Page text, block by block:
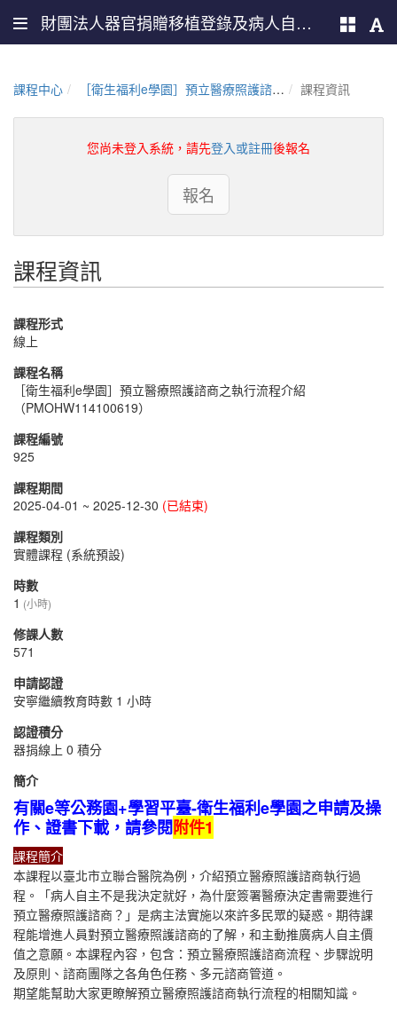
財團法人器官捐贈移植登錄及病人自主推廣中心
課程中心 ［衛生福利e學園］預立醫療照護諮商之執行流程介紹（PMOHW114100619） 課程資訊
您尚未登入系統，請先登入或註冊後報名
報名
課程資訊
課程形式
線上
課程名稱
［衛生福利e學園］預立醫療照護諮商之執行流程介紹
（PMOHW114100619）
課程編號
925
課程期間
2025-04-01 ~ 2025-12-30 (已結束)
課程類別
實體課程 (系統預設)
時數
1 (小時)
修課人數
571
申請認證
安寧繼續教育時數 1 小時
認證積分
器捐線上 0 積分
簡介
有關e等公務園+學習平臺-衛生福利e學園之申請及操
作、證書下載，請參閱附件1
課程簡介
本課程以臺北市立聯合醫院為例，介紹預立醫療照護諮商執行過
程。「病人自主不是我決定就好，為什麼簽署醫療決定書需要進行
預立醫療照護諮商？」是病主法實施以來許多民眾的疑惑。期待課
程能增進人員對預立醫療照護諮商的了解，和主動推廣病人自主價
值之意願。本課程內容，包含：預立醫療照護諮商流程、步驟說明
及原則、諮商團隊之各角色任務、多元諮商管道。
期望能幫助大家更瞭解預立醫療照護諮商執行流程的相關知識。